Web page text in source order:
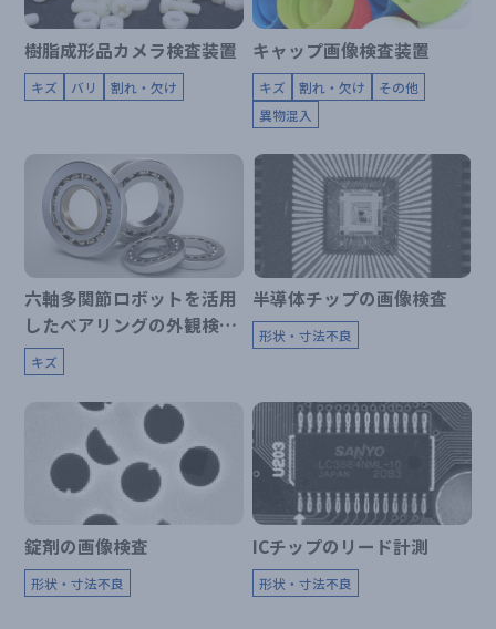
樹脂成形品カメラ検査装置
キズ バリ 割れ・欠け
キャップ画像検査装置
キズ 割れ・欠け
その他
異物混入
六軸多関節ロボットを活用
したベアリングの外観検査
装置
キズ
半導体チップの画像検査
形状・寸法不良
錠剤の画像検査
形状・寸法不良
ICチップのリード計測
形状・寸法不良